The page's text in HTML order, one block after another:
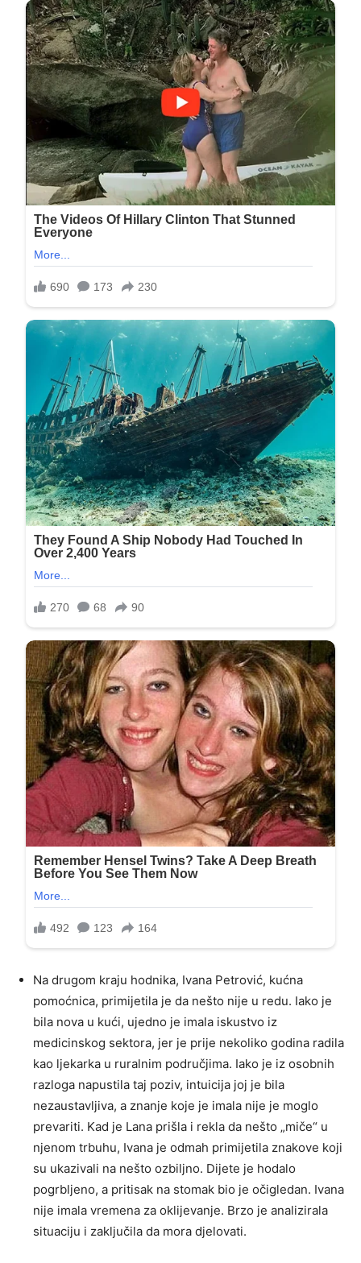
Na drugom kraju hodnika, Ivana Petrović, kućna
pomoćnica, primijetila je da nešto nije u redu. Iako je
bila nova u kući, ujedno je imala iskustvo iz
medicinskog sektora, jer je prije nekoliko godina radila
kao ljekarka u ruralnim područjima. Iako je iz osobnih
razloga napustila taj poziv, intuicija joj je bila
nezaustavljiva, a znanje koje je imala nije je moglo
prevariti. Kad je Lana prišla i rekla da nešto „miče“ u
njenom trbuhu, Ivana je odmah primijetila znakove koji
su ukazivali na nešto ozbiljno. Dijete je hodalo
pogrbljeno, a pritisak na stomak bio je očigledan. Ivana
nije imala vremena za oklijevanje. Brzo je analizirala
situaciju i zaključila da mora djelovati.